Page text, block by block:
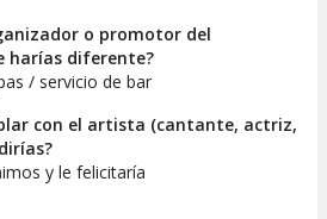
o promotor del
harías diferente?
/ servicio de bar
con el artista (cantante, actriz,
y le felicitaría